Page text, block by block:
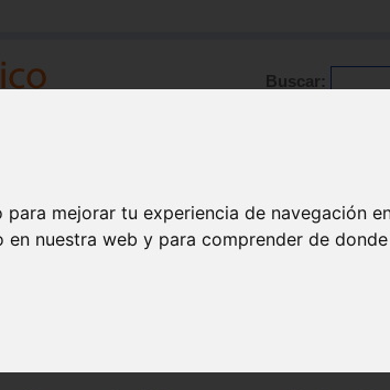
mejorar tu experiencia de navegación
nuestra web y para comprender de
Buscar: